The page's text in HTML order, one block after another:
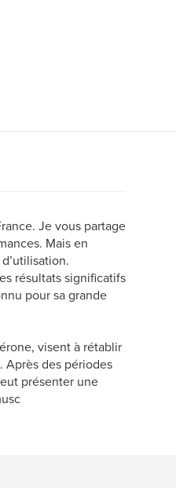
Je vous partage
Mais en
résultats significatifs
pour sa grande
visent à rétablir
Après des périodes
présenter une